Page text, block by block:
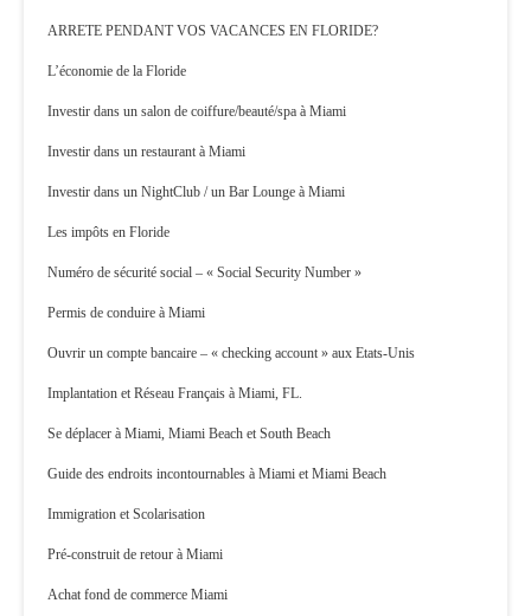
ARRETE PENDANT VOS VACANCES EN FLORIDE?
L’économie de la Floride
Investir dans un salon de coiffure/beauté/spa à Miami
Investir dans un restaurant à Miami
Investir dans un NightClub / un Bar Lounge à Miami
Les impôts en Floride
Numéro de sécurité social – « Social Security Number »
Permis de conduire à Miami
Ouvrir un compte bancaire – « checking account » aux Etats-Unis
Implantation et Réseau Français à Miami, FL.
Se déplacer à Miami, Miami Beach et South Beach
Guide des endroits incontournables à Miami et Miami Beach
Immigration et Scolarisation
Pré-construit de retour à Miami
Achat fond de commerce Miami